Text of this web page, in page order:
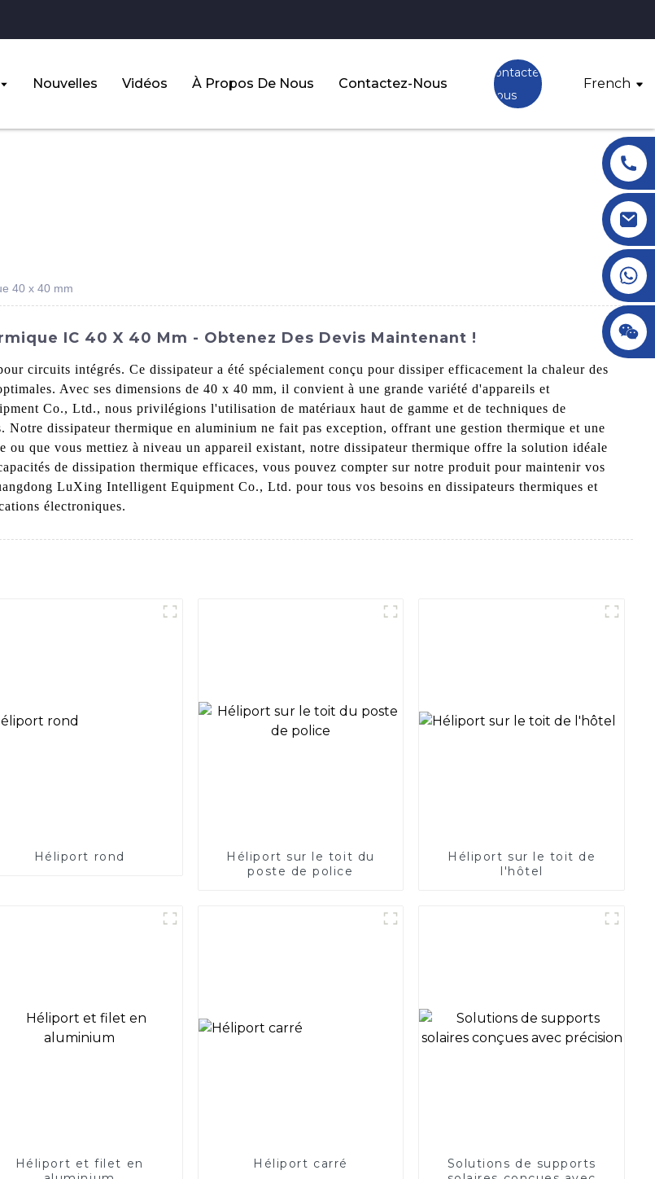
Nouvelles Vidéos À Propos De Nous Contactez-Nous
Contactez-
Nous
French
40 x 40 mm
IC 40 X 40 Mm - Obtenez Des Devis Maintenant !
circuits intégrés. Ce dissipateur a été spécialement conçu pour dissiper efficacement la chaleur des
Avec ses dimensions de 40 x 40 mm, il convient à une grande variété d'appareils et
Co., Ltd., nous privilégions l'utilisation de matériaux haut de gamme et de techniques de
dissipateur thermique en aluminium ne fait pas exception, offrant une gestion thermique et une
que vous mettiez à niveau un appareil existant, notre dissipateur thermique offre la solution idéale
de dissipation thermique efficaces, vous pouvez compter sur notre produit pour maintenir vos
LuXing Intelligent Equipment Co., Ltd. pour tous vos besoins en dissipateurs thermiques et
électroniques.
Héliport rond
Héliport sur le toit du
poste de police
Héliport sur le toit de
l'hôtel
Héliport et filet en
Héliport carré
Solutions de supports